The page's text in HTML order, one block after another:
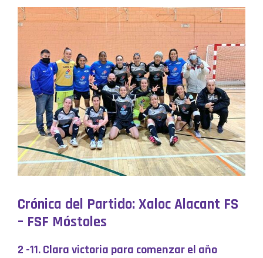
Crónica del Partido: Xaloc Alacant FS
– FSF Móstoles
2 -11. Clara victoria para comenzar el año